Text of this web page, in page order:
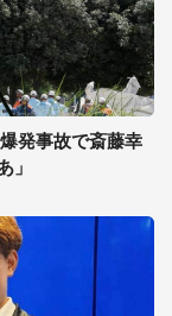
発事故で斎藤幸
」